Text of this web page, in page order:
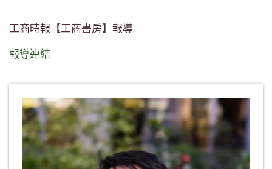
工商時報【工商書房】報導
報導連結